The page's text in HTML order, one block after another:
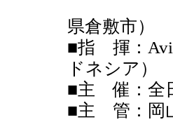
県倉敷市）
■指 揮：
ドネシア）
■主 催：全
■主 管：岡